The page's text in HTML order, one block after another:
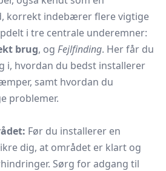
korrekt indebærer flere vigtige
i tre centrale underemner:
brug, og Fejlfinding. Her får du
i, hvordan du bedst installerer
samt hvordan du
problemer.
Før du installerer en
dig, at området er klart og
Sørg for adgang til